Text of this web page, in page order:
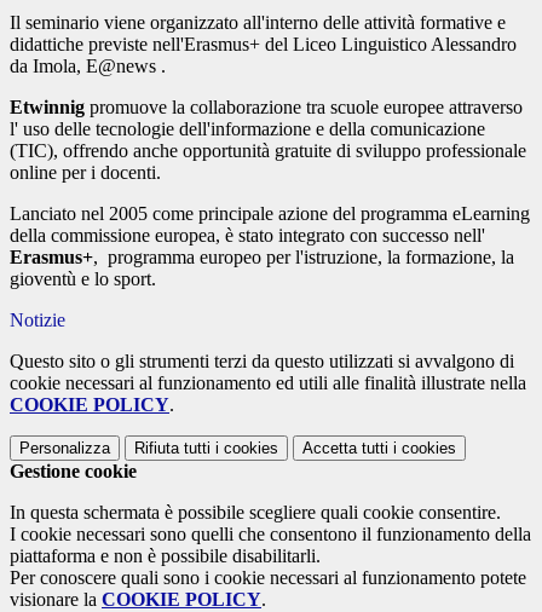
Il seminario viene organizzato all'interno delle attività formative e
didattiche previste nell'Erasmus+ del Liceo Linguistico Alessandro
da Imola, E@news .
Etwinnig promuove la collaborazione tra scuole europee attraverso
l' uso delle tecnologie dell'informazione e della comunicazione
(TIC), offrendo anche opportunità gratuite di sviluppo professionale
online per i docenti.
Lanciato nel 2005 come principale azione del programma eLearning
della commissione europea, è stato integrato con successo nell'
Erasmus+, programma europeo per l'istruzione, la formazione, la
gioventù e lo sport.
Notizie
Questo sito o gli strumenti terzi da questo utilizzati si avvalgono di
cookie necessari al funzionamento ed utili alle finalità illustrate nella
COOKIE POLICY.
Personalizza Rifiuta tutti i cookies Accetta tutti i cookies
Gestione cookie
In questa schermata è possibile scegliere quali cookie consentire.
I cookie necessari sono quelli che consentono il funzionamento della
piattaforma e non è possibile disabilitarli.
Per conoscere quali sono i cookie necessari al funzionamento potete
visionare la COOKIE POLICY.